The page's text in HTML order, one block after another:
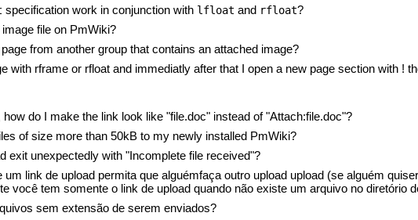
specification work in conjunction with lfloat and rfloat?
file on PmWiki?
from another group that contains an attached image?
with rframe or rfloat and immediatly after that I open a new page section with !
how do I make the link look like "file.doc" instead of "Attach:file.doc"?
of size more than 50kB to my newly installed PmWiki?
exit unexpectedly with "Incomplete file received"?
um link de upload permita que alguémfaça outro upload upload (se alguém
você tem somente o link de upload quando não existe um arquivo no diretório
sem extensão de serem enviados?